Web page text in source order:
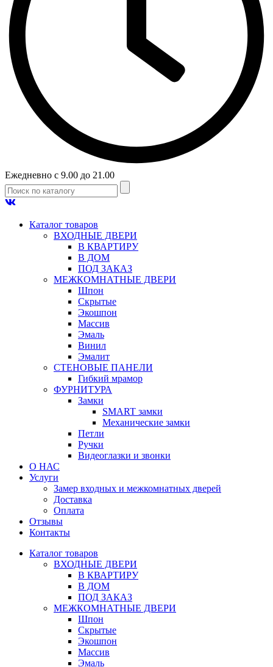
Ежедневно с 9.00 до 21.00
Каталог товаров
ВХОДНЫЕ ДВЕРИ
В КВАРТИРУ
В ДОМ
ПОД ЗАКАЗ
МЕЖКОМНАТНЫЕ ДВЕРИ
Шпон
Скрытые
Экошпон
Массив
Эмаль
Винил
Эмалит
СТЕНОВЫЕ ПАНЕЛИ
Гибкий мрамор
ФУРНИТУРА
Замки
SMART замки
Механические замки
Петли
Ручки
Видеоглазки и звонки
О НАС
Услуги
Замер входных и межкомнатных дверей
Доставка
Оплата
Отзывы
Контакты
Каталог товаров
ВХОДНЫЕ ДВЕРИ
В КВАРТИРУ
В ДОМ
ПОД ЗАКАЗ
МЕЖКОМНАТНЫЕ ДВЕРИ
Шпон
Скрытые
Экошпон
Массив
Эмаль